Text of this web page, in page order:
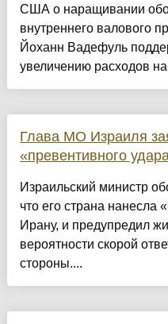
США о наращивании
внутреннего валового
Йоханн Вадефуль
увеличению расходов
Глава МО Израиля
«превентивного
Израильский министр
что его страна нанесла
Ирану, и предупредил
вероятности скорой
стороны....